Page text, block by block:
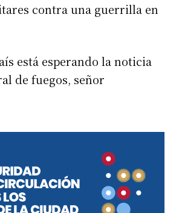
contra una guerrilla en
está esperando la noticia
de fuegos, señor